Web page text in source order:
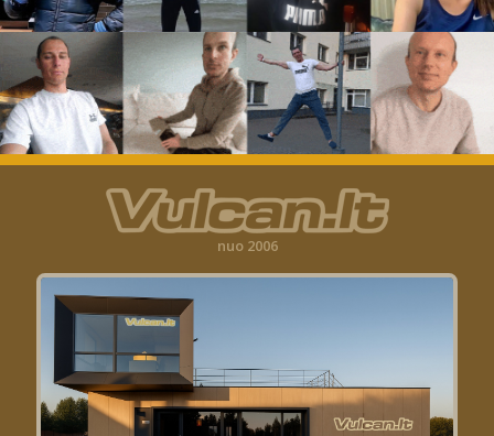
nuo 2006